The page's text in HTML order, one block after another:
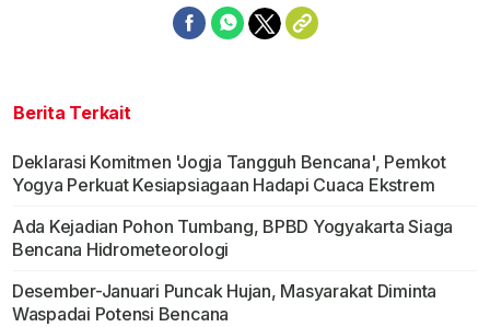
Berita Terkait
Deklarasi Komitmen 'Jogja Tangguh Bencana', Pemkot
Yogya Perkuat Kesiapsiagaan Hadapi Cuaca Ekstrem
Ada Kejadian Pohon Tumbang, BPBD Yogyakarta Siaga
Bencana Hidrometeorologi
Desember-Januari Puncak Hujan, Masyarakat Diminta
Waspadai Potensi Bencana